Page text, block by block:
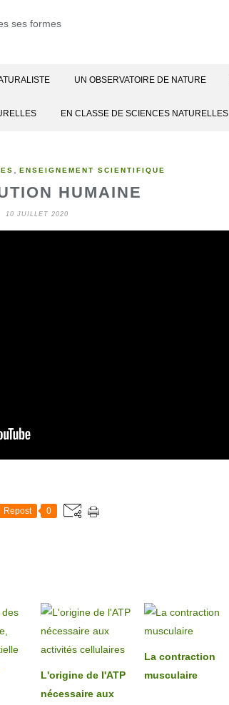
UN OBSERVATOIRE DE NATURE
EN CLASSE DE SCIENCES NATURELLES
ENSEIGNEMENT SCIENTIFIQUE
HUMAINE
10 JUILLET 2020
Repost 0
L'origine de l'ATP
nécessaire aux
La contraction
musculaire